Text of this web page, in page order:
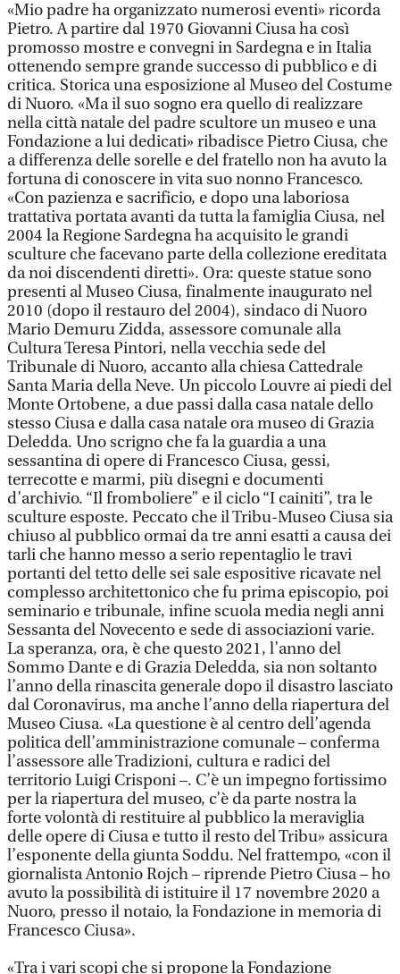
«Mio padre ha organizzato numerosi eventi» ricorda
Pietro. A partire dal 1970 Giovanni Ciusa ha così
promosso mostre e convegni in Sardegna e in Italia
ottenendo sempre grande successo di pubblico e di
critica. Storica una esposizione al Museo del Costume
di Nuoro. «Ma il suo sogno era quello di realizzare
nella città natale del padre scultore un museo e una
Fondazione a lui dedicati» ribadisce Pietro Ciusa, che
a differenza delle sorelle e del fratello non ha avuto la
fortuna di conoscere in vita suo nonno Francesco.
«Con pazienza e sacrificio, e dopo una laboriosa
trattativa portata avanti da tutta la famiglia Ciusa, nel
2004 la Regione Sardegna ha acquisito le grandi
sculture che facevano parte della collezione ereditata
da noi discendenti diretti». Ora: queste statue sono
presenti al Museo Ciusa, finalmente inaugurato nel
2010 (dopo il restauro del 2004), sindaco di Nuoro
Mario Demuru Zidda, assessore comunale alla
Cultura Teresa Pintori, nella vecchia sede del
Tribunale di Nuoro, accanto alla chiesa Cattedrale
Santa Maria della Neve. Un piccolo Louvre ai piedi del
Monte Ortobene, a due passi dalla casa natale dello
stesso Ciusa e dalla casa natale ora museo di Grazia
Deledda. Uno scrigno che fa la guardia a una
sessantina di opere di Francesco Ciusa, gessi,
terrecotte e marmi, più disegni e documenti
d’archivio. “Il fromboliere” e il ciclo “I cainiti”, tra le
sculture esposte. Peccato che il Tribu-Museo Ciusa sia
chiuso al pubblico ormai da tre anni esatti a causa dei
tarli che hanno messo a serio repentaglio le travi
portanti del tetto delle sei sale espositive ricavate nel
complesso architettonico che fu prima episcopio, poi
seminario e tribunale, infine scuola media negli anni
Sessanta del Novecento e sede di associazioni varie.
La speranza, ora, è che questo 2021, l’anno del
Sommo Dante e di Grazia Deledda, sia non soltanto
l’anno della rinascita generale dopo il disastro lasciato
dal Coronavirus, ma anche l’anno della riapertura del
Museo Ciusa. «La questione è al centro dell’agenda
politica dell’amministrazione comunale – conferma
l’assessore alle Tradizioni, cultura e radici del
territorio Luigi Crisponi –. C’è un impegno fortissimo
per la riapertura del museo, c’è da parte nostra la
forte volontà di restituire al pubblico la meraviglia
delle opere di Ciusa e tutto il resto del Tribu» assicura
l’esponente della giunta Soddu. Nel frattempo, «con il
giornalista Antonio Rojch – riprende Pietro Ciusa – ho
avuto la possibilità di istituire il 17 novembre 2020 a
Nuoro, presso il notaio, la Fondazione in memoria di
Francesco Ciusa».
«Tra i vari scopi che si propone la Fondazione